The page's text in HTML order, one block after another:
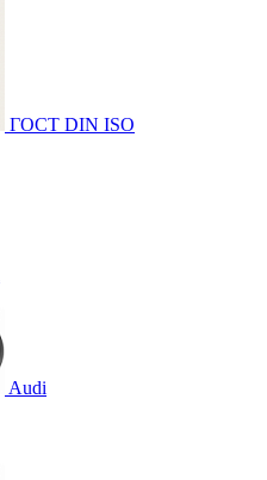
ГОСТ DIN ISO
Audi